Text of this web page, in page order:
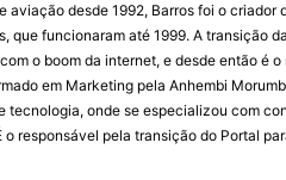
aviação desde 1992, Barros foi o
que funcionaram até 1999. A transição
o boom da internet, e desde então é
em Marketing pela Anhembi
tecnologia, onde se especializou com
responsável pela transição do Portal